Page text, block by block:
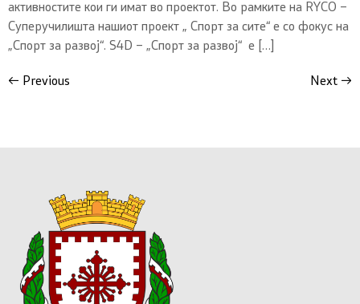
активностите кои ги имат во проектот. Во рамките на RYCO –
Суперучилишта нашиот проект „ Спорт за сите“ е со фокус на
„Спорт за развој“. S4D – „Спорт за развој“ е […]
← Previous Next →